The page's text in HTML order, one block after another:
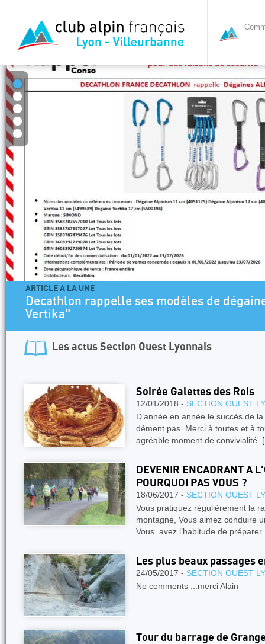
ARTICLE A LA UNE
Decathlon rappelle ses modèles de
Vertika"
Les actus Section Ouest Lyonnais
Soirée Galettes des Rois
12/01/2018 - SECTION OUEST
D’année en année le succès de
dément pas. Merci à toutes et à
agréable moment de convivialité.
DEVENIR ENCADRANT A
POURQUOI PAS VOUS ?
18/06/2017 - SECTION OUEST
Vous pratiquez régulièrement la
montagne, Vous aimez conduire
Vous avez l’habitude de
Les plus beaux passages
24/05/2017 - SECTION OUEST
No comments ...merci Alain
Tour du barrage de